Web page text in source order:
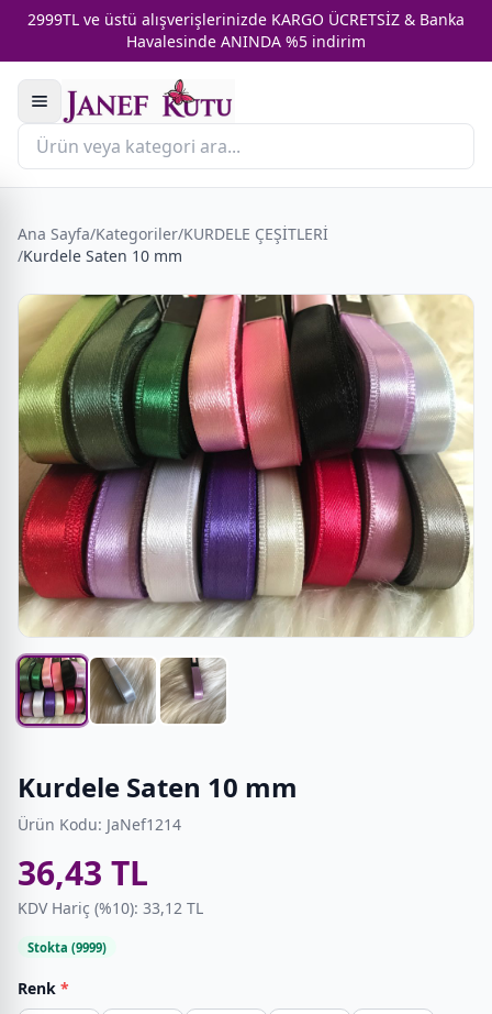
2999TL ve üstü alışverişlerinizde KARGO ÜCRETSİZ & Banka
Havalesinde ANINDA %5 indirim
Ana Sayfa/Kategoriler/KURDELE ÇEŞİTLERİ
/Kurdele Saten 10 mm
Kurdele Saten 10 mm
Ürün Kodu: JaNef1214
36,43 TL
KDV Hariç (%10): 33,12 TL
Stokta (9999)
Renk *